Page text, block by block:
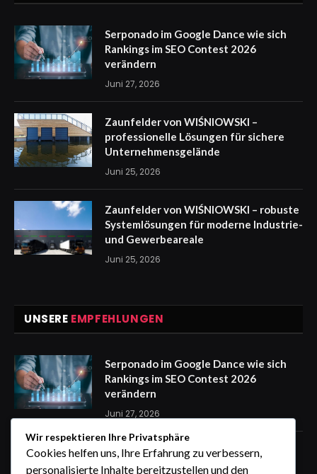
Serponado im Google Dance wie sich
Rankings im SEO Contest 2026
verändern
Juni 27, 2026
Zaunfelder von WIŚNIOWSKI –
professionelle Lösungen für sichere
Unternehmensgelände
Juni 25, 2026
Zaunfelder von WIŚNIOWSKI – robuste
Systemlösungen für moderne Industrie-
und Gewerbeareale
Juni 25, 2026
UNSERE EMPFEHLUNGEN
Serponado im Google Dance wie sich
Rankings im SEO Contest 2026
verändern
Juni 27, 2026
Zaunfelder von WIŚNIOWSKI –
professionelle Lösungen für sichere
Wir respektieren Ihre Privatsphäre
Cookies helfen uns, Ihre Erfahrung zu verbessern,
personalisierte Inhalte bereitzustellen und den